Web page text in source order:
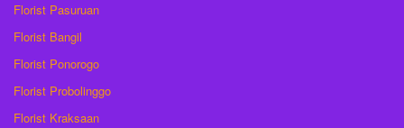
Florist Pasuruan
Florist Bangil
Florist Ponorogo
Florist Probolinggo
Florist Kraksaan